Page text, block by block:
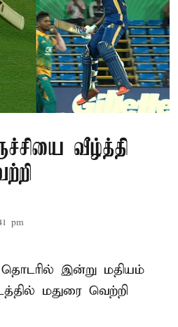
வீழ்த்தி
pm
தொடரில் இன்று மதியம்
மதுரை வெற்றி